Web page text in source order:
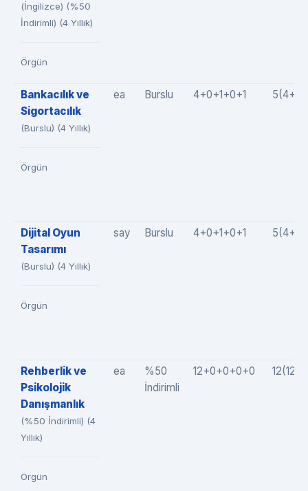
(İngilizce) (%50
İndirimli) (4 Yıllık)
Örgün
Bankacılık ve
Sigortacılık
(Burslu) (4 Yıllık)
Örgün
ea Burslu 4+0+1+0+1
Dijital Oyun
Tasarımı
(Burslu) (4 Yıllık)
Örgün
say Burslu 4+0+1+0+1
Rehberlik ve
Psikolojik
Danışmanlık
(%50 İndirimli) (4
Yıllık)
Örgün
ea
%50
İndirimli
12+0+0+0+0